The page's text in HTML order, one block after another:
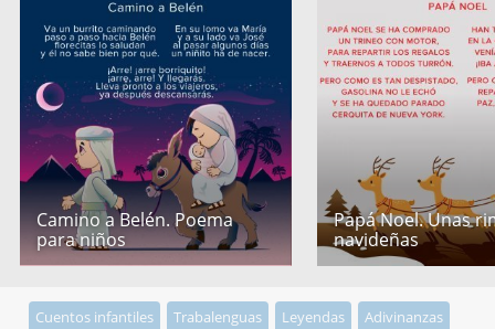
Camino a Belén. Poema
para niños
Papá Noel. Unas
navideñas
Cuentos infantiles Trabalenguas Leyendas Adivinanzas